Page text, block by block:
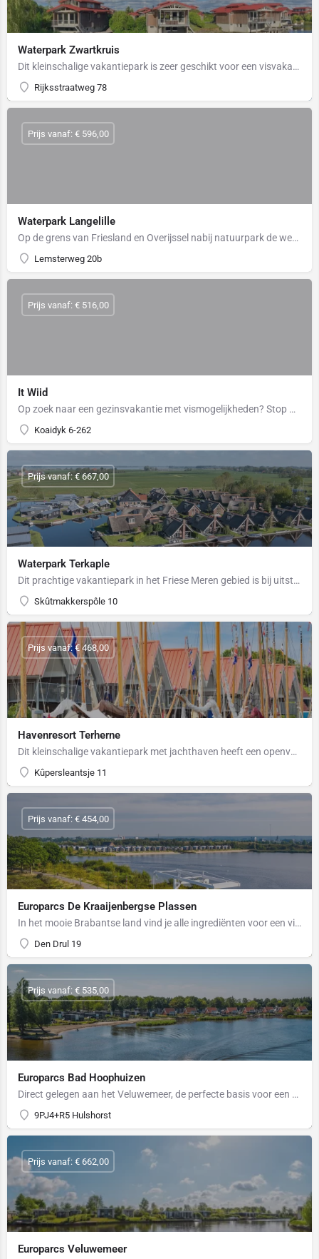
Waterpark Zwartkruis
Dit kleinschalige vakantiepark is zeer geschikt voor een visvakantie of combinatie van gezinsvakantie met…
Rijksstraatweg 78
Waterpark Langelille
Op de grens van Friesland en Overijssel nabij natuurpark de weerribben ligt dit kleinschalige waterpark…
Lemsterweg 20b
Prijs vanaf: € 596,00
It Wiid
Op zoek naar een gezinsvakantie met vismogelijkheden? Stop met zoeken, It Wiid is een vakantiepark in…
Koaidyk 6-262
Prijs vanaf: € 516,00
Waterpark Terkaple
Dit prachtige vakantiepark in het Friese Meren gebied is bij uitstek geschikt voor een gezinsvakantie met…
Skûtmakkerspôle 10
Prijs vanaf: € 667,00
Havenresort Terherne
Dit kleinschalige vakantiepark met jachthaven heeft een openverbinding met het Sneekermeer, ideaal voor de…
Kûpersleantsje 11
Prijs vanaf: € 468,00
Europarcs De Kraaijenbergse Plassen
In het mooie Brabantse land vind je alle ingrediënten voor een visvakantie of een familievakantie met…
Den Drul 19
Prijs vanaf: € 454,00
Europarcs Bad Hoophuizen
Direct gelegen aan het Veluwemeer, de perfecte basis voor een vis- familie vakantie. Op het park zijn diverse…
9PJ4+R5 Hulshorst
Prijs vanaf: € 535,00
Europarcs Veluwemeer
Prijs vanaf: € 662,00